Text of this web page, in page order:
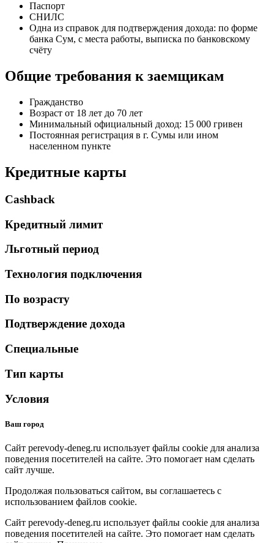
Паспорт
СНИЛС
Одна из справок для подтверждения дохода: по форме
банка Сум, с места работы, выписка по банковскому
счёту
Общие требования к заемщикам
Гражданство
Возраст от 18 лет до 70 лет
Минимальный официальный доход: 15 000 гривен
Постоянная регистрация в г. Сумы или ином
населенном пункте
Кредитные карты
Cashback
Кредитный лимит
Льготный период
Технология подключения
По возрасту
Подтверждение дохода
Специальные
Тип карты
Условия
Ваш город
Сайт perevody-deneg.ru использует файлы cookie для анализа
поведения посетителей на сайте. Это помогает нам сделать
сайт лучше.
Продолжая пользоваться сайтом, вы соглашаетесь с
использованием файлов cookie.
Сайт perevody-deneg.ru использует файлы cookie для анализа
поведения посетителей на сайте. Это помогает нам сделать